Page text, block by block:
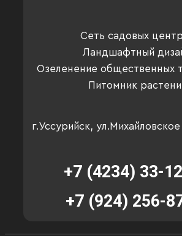
Сеть садовых
Ландшафтный
Озеленение общественных
Питомник
г.Уссурийск,
+7 (4234) 33-
+7 (924) 256-